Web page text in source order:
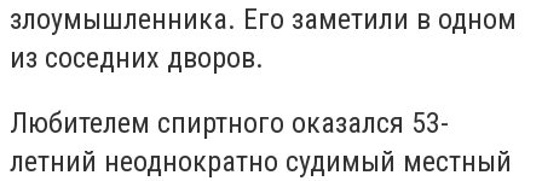
злоумышленника. Его заметили в одном
из соседних дворов.
Любителем спиртного оказался 53-
летний неоднократно судимый местный